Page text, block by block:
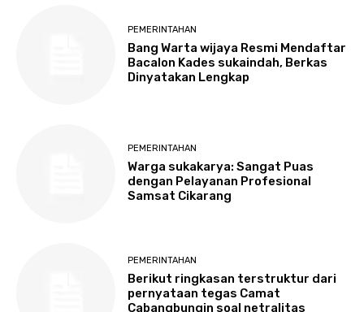
PEMERINTAHAN
Bang Warta wijaya Resmi Mendaftar
Bacalon Kades sukaindah, Berkas
Dinyatakan Lengkap
PEMERINTAHAN
Warga sukakarya: Sangat Puas
dengan Pelayanan Profesional
Samsat Cikarang
PEMERINTAHAN
Berikut ringkasan terstruktur dari
pernyataan tegas Camat
Cabangbungin soal netralitas